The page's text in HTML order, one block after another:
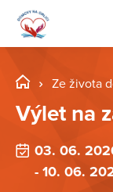
Ze života
Výlet na
03. 06.
- 10. 06.